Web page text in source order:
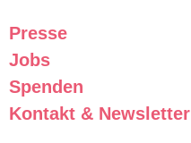
Presse
Jobs
Spenden
Kontakt & Newsletter